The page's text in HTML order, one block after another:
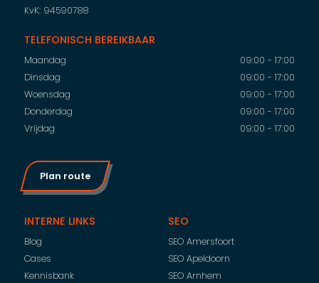
INTERNE LINKS
Blog
Cases
Kennisbank
SEO
SEO Amersfoort
SEO Apeldoorn
SEO Arnhem
KvK: 94590788
TELEFONISCH BEREIKBAAR
Maandag
09:00 - 17:00
Dinsdag
09:00 - 17:00
Woensdag
09:00 - 17:00
Donderdag
09:00 - 17:00
Vrijdag
09:00 - 17:00
Plan route